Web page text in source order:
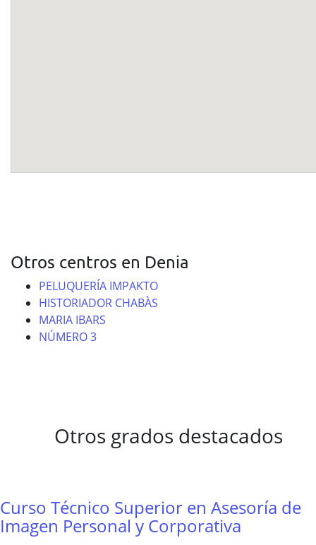
Otros centros en Denia
PELUQUERÍA IMPAKTO
HISTORIADOR CHABÀS
MARIA IBARS
NÚMERO 3
Otros grados destacados
Curso Técnico Superior en Asesoría de
Imagen Personal y Corporativa